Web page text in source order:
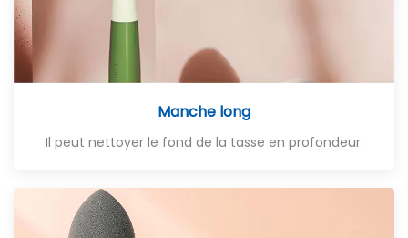
Manche long
Il peut nettoyer le fond de la tasse en profondeur.